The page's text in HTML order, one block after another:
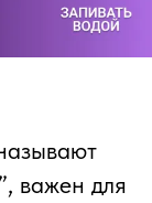
важен для